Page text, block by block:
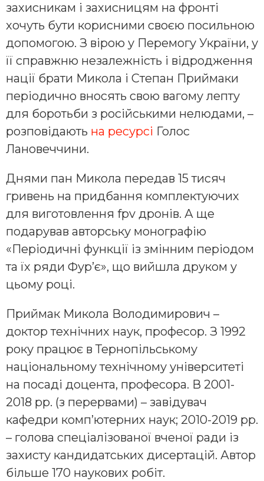
захисникам і захисницям на фронті
хочуть бути корисними своєю посильною
допомогою. З вірою у Перемогу України, у
її справжню незалежність і відродження
нації брати Микола і Степан Приймаки
періодично вносять свою вагому лепту
для боротьби з російськими нелюдами, –
розповідають на ресурсі Голос
Лановеччини.
Днями пан Микола передав 15 тисяч
гривень на придбання комплектуючих
для виготовлення fpv дронів. А ще
подарував авторську монографію
«Періодичні функції із змінним періодом
та їх ряди Фур’є», що вийшла друком у
цьому році.
Приймак Микола Володимирович –
доктор технічних наук, професор. З 1992
року працює в Тернопільському
національному технічному університеті
на посаді доцента, професора. В 2001-
2018 рр. (з перервами) – завідувач
кафедри комп’ютерних наук; 2010-2019 рр.
– голова спеціалізованої вченої ради із
захисту кандидатських дисертацій. Автор
більше 170 наукових робіт.